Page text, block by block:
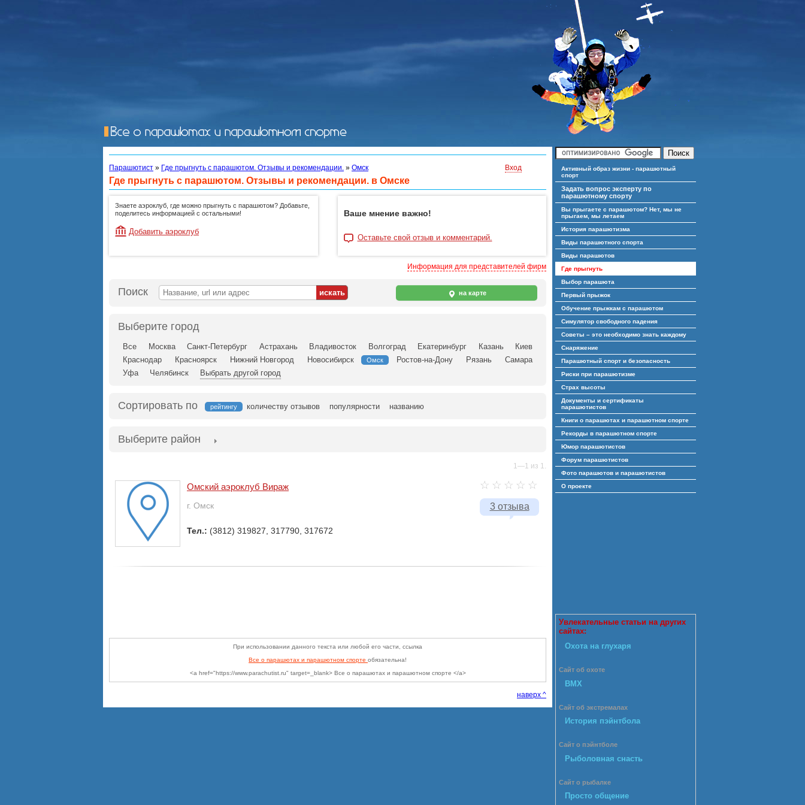
Парашютист » Где прыгнуть с парашютом. Отзывы и рекомендации. » Омск Вход
Где прыгнуть с парашютом. Отзывы и рекомендации. в Омске
Знаете аэроклуб, где можно прыгнуть с парашютом? Добавьте,
поделитесь информацией с остальными!
Добавить аэроклуб
Ваше мнение важно!
Оставьте свой отзыв и комментарий.
Информация для представителей фирм
Поиск на карте
Выберите город
Все Москва Санкт-Петербург Астрахань Владивосток Волгоград Екатеринбург Казань
Киев
Краснодар
Красноярск Нижний Новгород Новосибирск Омск Ростов-на-Дону Рязань
Самара
Уфа
Челябинск Выбрать другой город
Сортировать по рейтингу количеству отзывов популярности названию
Выберите район
1—1 из 1.
3 отзыва
Омский аэроклуб Вираж
г. Омск
Тел.: (3812) 319827, 317790, 317672
При использовании данного текста или любой его части, ссылка
Все о парашютах и парашютном спорте обязательна!
<a href="https://www.parachutist.ru" target=_blank> Все о парашютах и парашютном спорте </a>
наверх ^
Активный образ жизни - парашютный
спорт
Задать вопрос эксперту по
парашютному спорту
Вы прыгаете с парашютом? Нет, мы не
прыгаем, мы летаем
История парашютизма
Виды парашютного спорта
Виды парашютов
Где прыгнуть
Выбор парашюта
Первый прыжок
Обучение прыжкам с парашютом
Симулятор свободного падения
Советы – это необходимо знать каждому
Снаряжение
Парашютный спорт и безопасность
Риски при парашютизме
Страх высоты
Документы и сертификаты
парашютистов
Книги о парашютах и парашютном спорте
Рекорды в парашютном спорте
Юмор парашютистов
Форум парашютистов
Фото парашютов и парашютистов
О проекте
Увлекательные статьи на других
сайтах:
Охота на глухаря
Сайт об охоте
BMX
Сайт об экстремалах
История пэйнтбола
Сайт о пэйнтболе
Рыболовная снасть
Сайт о рыбалке
Просто общение